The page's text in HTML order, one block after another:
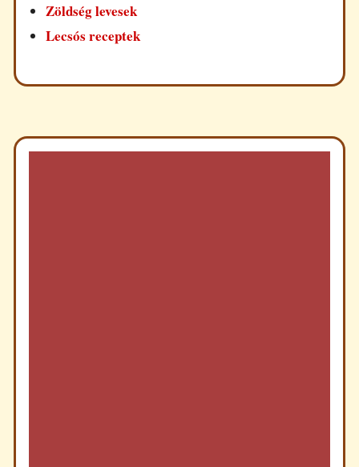
Zöldség levesek
Lecsós receptek